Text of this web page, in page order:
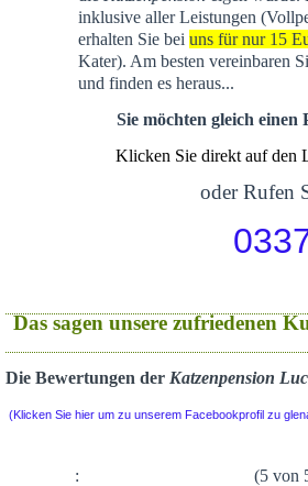
inklusive aller Leistungen
erhalten Sie bei uns für nur 15
Kater). Am besten vereinbaren
und finden es heraus...
Sie möchten gleich
Klicken Sie direkt auf den
oder Rufen
Das sagen unsere zufriedenen
Die Bewertungen der Katzenpension
(Klicken Sie hier um zu unserem Facebookprofil zu
: (5 von